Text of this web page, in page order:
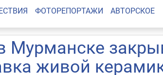
ФОТОРЕПОРТАЖИ АВТОРСКОЕ
Мурманске
живой